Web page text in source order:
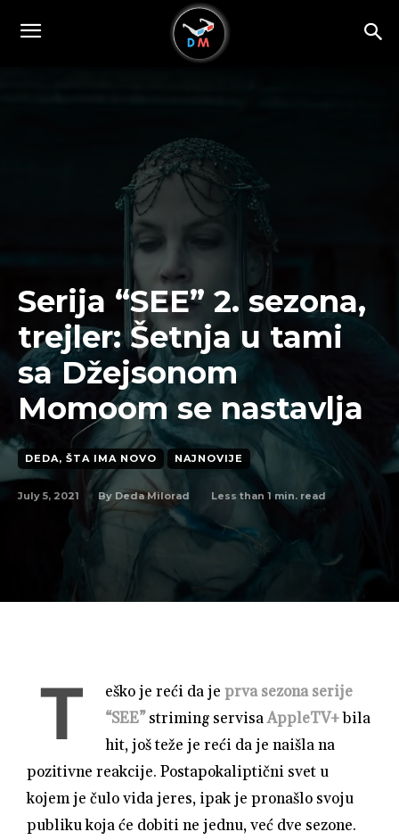
Serija “SEE” 2. sezona,
trejler: Šetnja u tami
sa Džejsonom
Momoom se nastavlja
DEDA, ŠTA IMA NOVO NAJNOVIJE
July 5, 2021 By Deda Milorad Less than 1 min. read
T eško je reći da je prva sezona serije
“SEE”striming servisaAppleTV+bila
hit, još teže je reći da je naišla na
pozitivne reakcije. Postapokaliptični svet u
kojem je čulo vida jeres, ipak je pronašlo svoju
publiku koja će dobiti ne jednu, već dve sezone.